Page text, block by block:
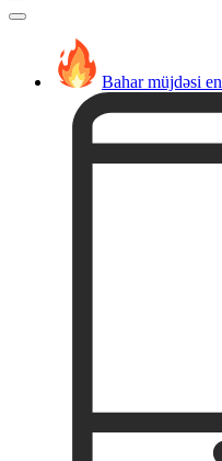
Bahar müjdəsi